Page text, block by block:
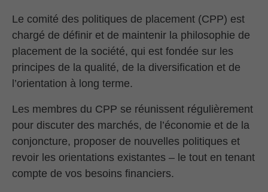
Le comité des politiques de placement (CPP) est
chargé de définir et de maintenir la philosophie de
placement de la société, qui est fondée sur les
principes de la qualité, de la diversification et de
l’orientation à long terme.
Les membres du CPP se réunissent régulièrement
pour discuter des marchés, de l’économie et de la
conjoncture, proposer de nouvelles politiques et
revoir les orientations existantes – le tout en tenant
compte de vos besoins financiers.